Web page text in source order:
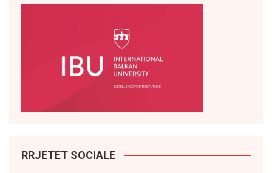
RRJETET SOCIALE